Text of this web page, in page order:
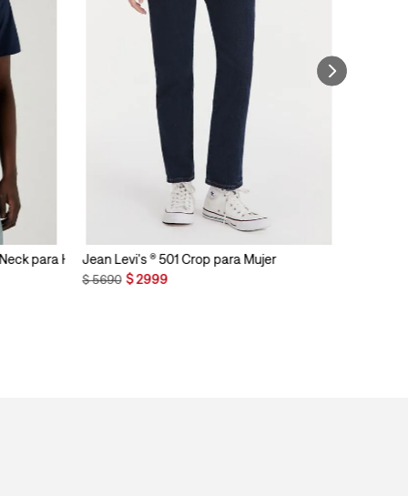
para HombreJean Levi's ® 501 Crop para Mujer
$5690 $2999